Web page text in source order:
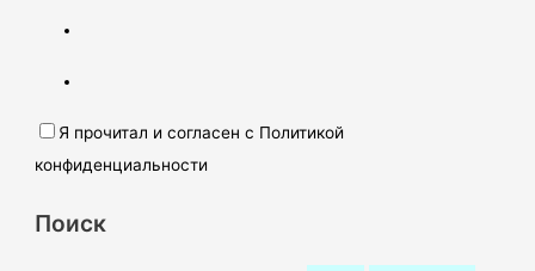
Я прочитал и согласен с Политикой
конфиденциальности
Поиск